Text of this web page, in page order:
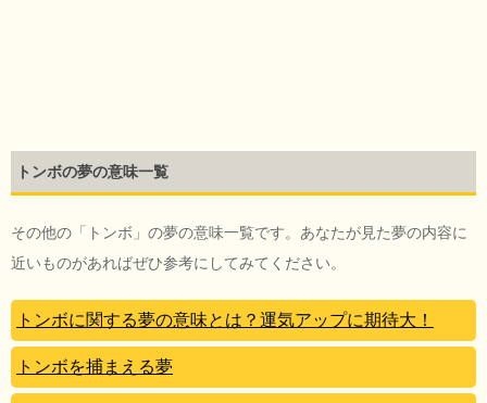
トンボの夢の意味一覧
その他の「トンボ」の夢の意味一覧です。あなたが見た夢の内容に
近いものがあればぜひ参考にしてみてください。
トンボに関する夢の意味とは？運気アップに期待大！
トンボを捕まえる夢